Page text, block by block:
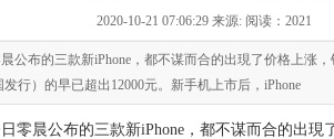
2020-10-21 07:06:29 来源: 阅读：2021
公布的三款新iPhone，都不谋而合的出現了价格上涨
行）的早已超出12000元。新手机上市后，iPhone
零晨公布的三款新iPhone，都不谋而合的出現